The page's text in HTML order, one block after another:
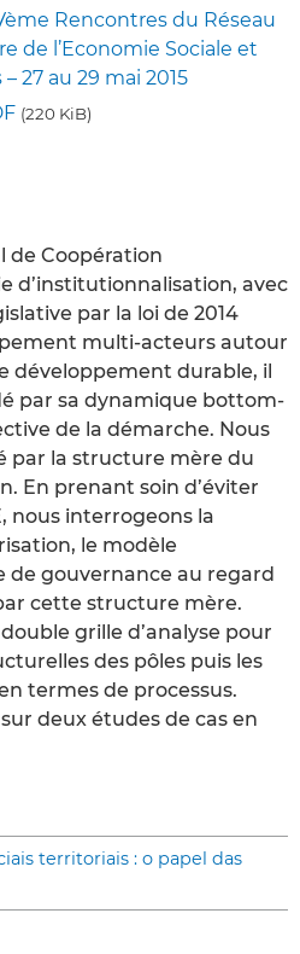
Rencontres du Réseau
de l’Economie Sociale et
27 au 29 mai 2015
(220 KiB)
de Coopération
d’institutionnalisation, avec
par la loi de 2014
multi-acteurs autour
développement durable, il
par sa dynamique bottom-
de la démarche. Nous
par la structure mère du
En prenant soin d’éviter
nous interrogeons la
le modèle
de gouvernance au regard
cette structure mère.
grille d’analyse pour
des pôles puis les
termes de processus.
deux études de cas en
territoriais : o papel das